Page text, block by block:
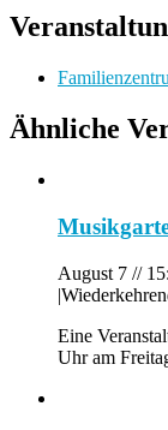
Ähnliche
August 7 //
|
Eine
Uhr am